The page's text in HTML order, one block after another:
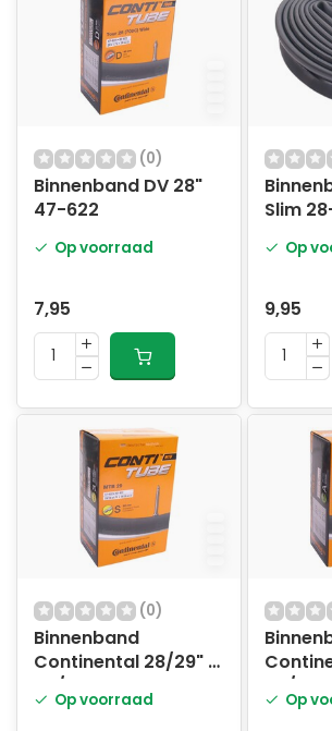
(0)
Binnenband DV 28"
47-622
Op voorraad
7,95
Slim
ventiel
Op
9,95
(0)
Binnenband
Continental 28/29" -
47/62-622 -
SV60mm ventiel
Op voorraad
Continental
47/62-
Op